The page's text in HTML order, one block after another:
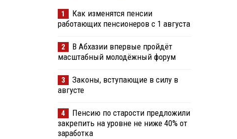
1
Как изменятся пенсии
работающих пенсионеров с 1 августа
2
В Абхазии впервые пройдёт
масштабный молодёжный форум
3
Законы, вступающие в силу в
августе
4
Пенсию по старости предложили
закрепить на уровне не ниже 40% от
заработка